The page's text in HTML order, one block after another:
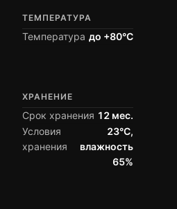
ТЕМПЕРАТУРА
Температура до +80°C
ХРАНЕНИЕ
Срок хранения 12 мес.
Условия
хранения
23°C,
влажность
65%